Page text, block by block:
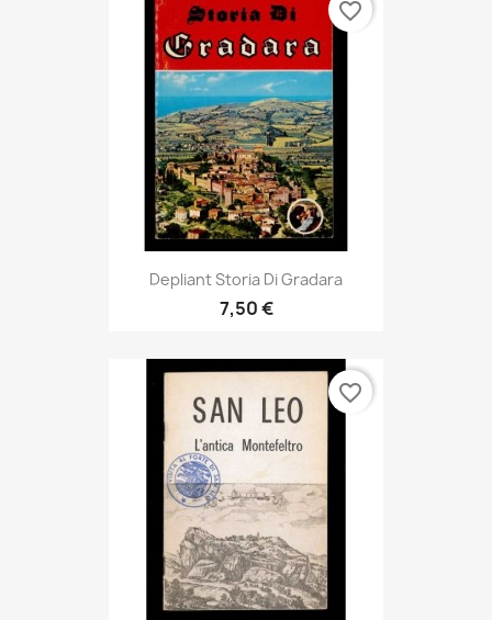
Depliant Storia Di Gradara
7,50 €
favorite_border
favorite_border